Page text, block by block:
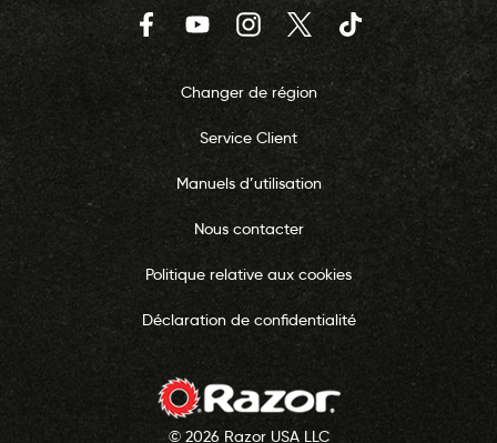
FacebookYouTubeInstagramTwitter TikTok
Changer de région
Service Client
Manuels d’utilisation
Nous contacter
Politique relative aux cookies
Déclaration de confidentialité
© 2026 Razor USA LLC